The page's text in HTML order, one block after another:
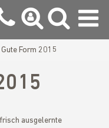
Gute Form 2015
ausgelernte